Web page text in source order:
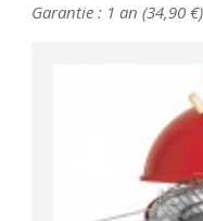
Garantie : 1 an (34,90 €)